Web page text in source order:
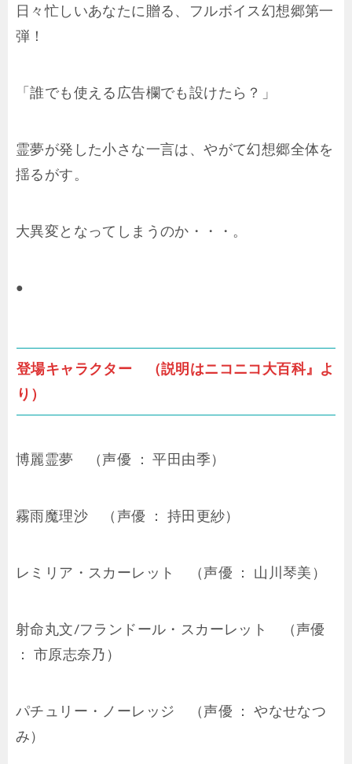
日々忙しいあなたに贈る、フルボイス幻想郷第一
弾！
「誰でも使える広告欄でも設けたら？」
霊夢が発した小さな一言は、やがて幻想郷全体を
揺るがす。
大異変となってしまうのか・・・。
●
登場キャラクター （説明はニコニコ大百科』よ
り）
博麗霊夢 （声優 ： 平田由季）
霧雨魔理沙 （声優 ： 持田更紗）
レミリア・スカーレット （声優 ： 山川琴美）
射命丸文/フランドール・スカーレット （声優
： 市原志奈乃）
パチュリー・ノーレッジ （声優 ： やなせなつ
み）